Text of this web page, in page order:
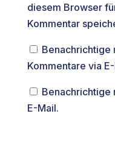
diesem Browser
Kommentar
Benachrichtige
Kommentare via
Benachrichtige
E-Mail.